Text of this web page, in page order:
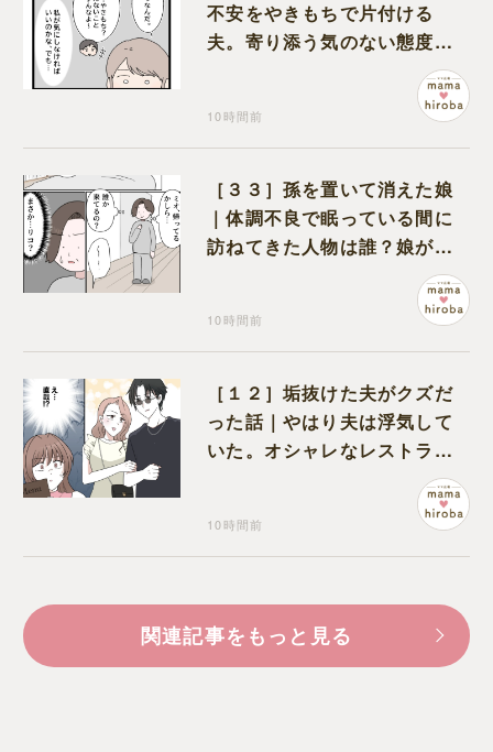
不安をやきもちで片付ける
夫。寄り添う気のない態度に
10時間前
［３３］孫を置いて消えた娘
｜体調不良で眠っている間に
訪ねてきた人物は誰？娘が戻
ってきたのかと不安になる
10時間前
［１２］垢抜けた夫がクズだ
った話｜やはり夫は浮気して
いた。オシャレなレストラン
10時間前
関連記事をもっと見る